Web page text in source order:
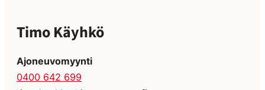
Timo Käyhkö
Ajoneuvomyynti
0400 642 699